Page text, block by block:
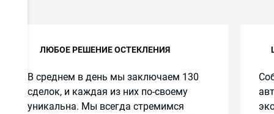
ЛЮБОЕ РЕШЕНИЕ ОСТЕКЛЕНИЯ
В среднем в день мы заключаем 130
сделок, и каждая из них по-своему
уникальна. Мы всегда стремимся